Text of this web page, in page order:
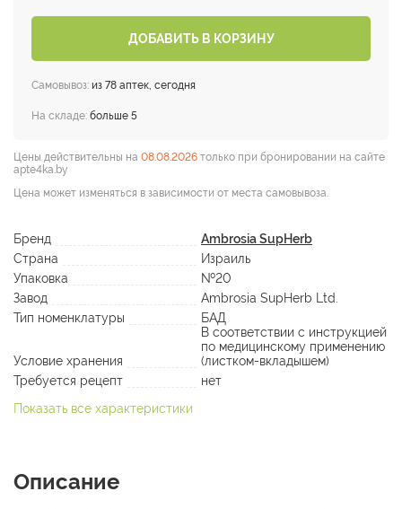
ДОБАВИТЬ В КОРЗИНУ
Самовывоз: из 78 аптек, сегодня
На складе: больше 5
Цены действительны на 08.08.2026 только при бронировании на сайте
apte4ka.by
Цена может изменяться в зависимости от места самовывоза.
Бренд
Ambrosia SupHerb
Страна
Израиль
Упаковка
№20
Завод
Ambrosia SupHerb Ltd.
Тип номенклатуры
БАД
Условие хранения
В соответствии с инструкцией
по медицинскому применению
(листком-вкладышем)
Требуется рецепт
нет
Показать все характеристики
Описание